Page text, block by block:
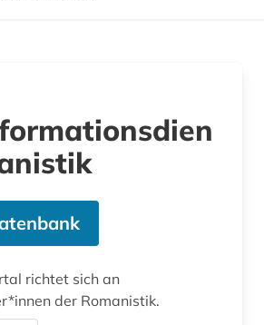
richtet sich an
der Romanistik.